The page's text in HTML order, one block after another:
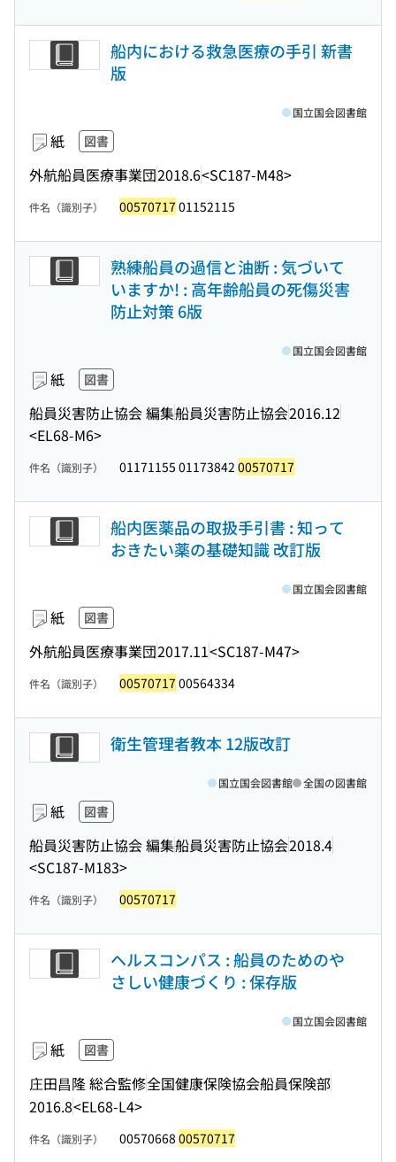
船内における救急医療の手引 新書
版
紙 図書
外航船員医療事業団2018.6<SC187-M48>
国立国会図書館
件名（識別子） 00570717 01152115
熟練船員の過信と油断 : 気づいて
いますか! : 高年齢船員の死傷災害
防止対策 6版
紙 図書
船員災害防止協会 編集船員災害防止協会2016.12
<EL68-M6>
国立国会図書館
件名（識別子） 01171155 01173842 00570717
船内医薬品の取扱手引書 : 知って
おきたい薬の基礎知識 改訂版
紙 図書
外航船員医療事業団2017.11<SC187-M47>
国立国会図書館
件名（識別子） 00570717 00564334
衛生管理者教本 12版改訂
紙 図書
船員災害防止協会 編集船員災害防止協会2018.4
<SC187-M183>
国立国会図書館 全国の図書館
件名（識別子） 00570717
ヘルスコンパス : 船員のためのや
さしい健康づくり : 保存版
紙 図書
庄田昌隆 総合監修全国健康保険協会船員保険部
2016.8<EL68-L4>
国立国会図書館
件名（識別子） 00570668 00570717